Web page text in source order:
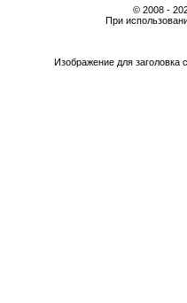
© 2008 -
При
Изображение для